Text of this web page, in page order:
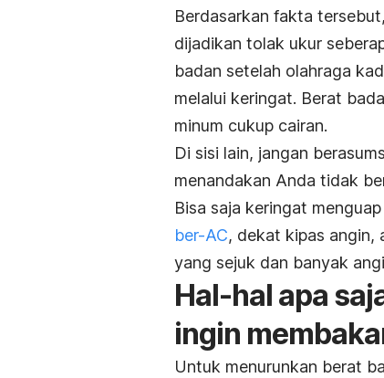
Berdasarkan fakta
dijadikan tolak ukur
badan setelah olahraga
melalui keringat. Berat
minum cukup cairan.
Di sisi lain, jangan
menandakan Anda tidak
Bisa saja keringat
ber-AC, dekat kipas angin,
yang sejuk dan banyak
Hal-hal apa
ingin
Untuk menurunkan berat